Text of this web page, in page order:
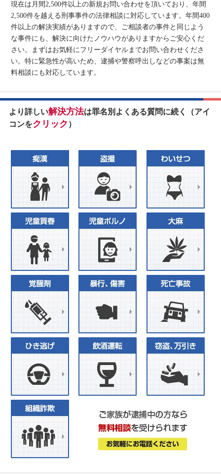
現在は月間2,500件以上の新規お問い合わせを頂いており、年間
2,500件を越える刑事事件の法律相談に対応しています。年間400
件以上の解決実績がありますので、ご相談者の事件と同じよう
な事件にも、解決に向けたノウハウがありますからご安心くだ
さい。まずはお気軽にフリーダイヤルまでお問い合わせくださ
い。特に緊急性が高いため、逮捕や警察呼出しなどの事案は無
料相談にも対応しています。
より詳しい解決方法は罪名別よくある質問に続く（アイ
コンをクリック ）